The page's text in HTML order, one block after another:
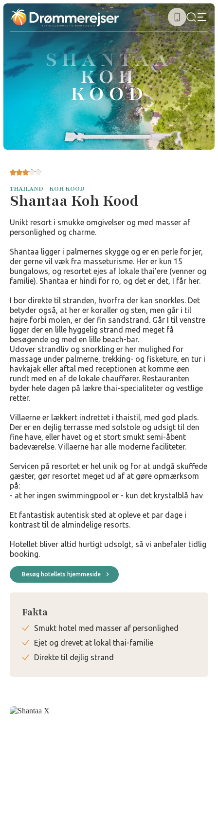
SHANTAA
KOH
KOOD
THAILAND - KOH KOOD
Shantaa Koh Kood
Unikt resort i smukke omgivelser og med masser af
personlighed og charme.
Shantaa ligger i palmernes skygge og er en perle for jer,
der gerne vil væk fra masseturisme. Her er kun 15
bungalows, og resortet ejes af lokale thai’ere (venner og
familie). Shantaa er hindi for ro, og det er det, I får her.
I bor direkte til stranden, hvorfra der kan snorkles. Det
betyder også, at her er koraller og sten, men går i til
højre forbi molen, er der fin sandstrand. Går I til venstre
ligger der en lille hyggelig strand med meget få
besøgende og med en lille beach-bar.
Udover strandliv og snorkling er her mulighed for
massage under palmerne, trekking- og fisketure, en tur i
havkajak eller aftal med receptionen at komme øen
rundt med en af de lokale chauffører. Restauranten
byder hele dagen på lækre thai-specialiteter og vestlige
retter.
Villaerne er lækkert indrettet i thaistil, med god plads.
Der er en dejlig terrasse med solstole og udsigt til den
fine have, eller havet og et stort smukt semi-åbent
badeværelse. Villaerne har alle moderne faciliteter.
Servicen på resortet er hel unik og for at undgå skuffede
gæster, gør resortet meget ud af at gøre opmærksom
på:
- at her ingen swimmingpool er - kun det krystalblå hav
Et fantastisk autentisk sted at opleve et par dage i
kontrast til de almindelige resorts.
Hotellet bliver altid hurtigt udsolgt, så vi anbefaler tidlig
booking.
Besøg hotellets hjemmeside
Fakta
Smukt hotel med masser af personlighed
Ejet og drevet at lokal thai-familie
Direkte til dejlig strand